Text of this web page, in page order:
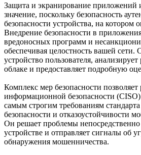
Защита и экранирование
значение, поскольку безопасность
безопасности устройства, на котором
Внедрение безопасности в
вредоносных программ и
обеспечивая целостность вашей сети.
устройство пользователя,
облаке и предоставляет подробную
Комплекс мер безопасности
информационной безопасности (CISO)
самым строгим требованиям
безопасности и отказоустойчивости
Он решает проблемы
устройстве и отправляет сигналы об
обнаружения мошенничества.